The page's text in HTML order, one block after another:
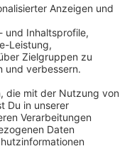
bewusst, sich kleine
ist? Ich
mit einer Tasse
wolle.
Ewigkeiten ein
für jeden
Somit kann
in den